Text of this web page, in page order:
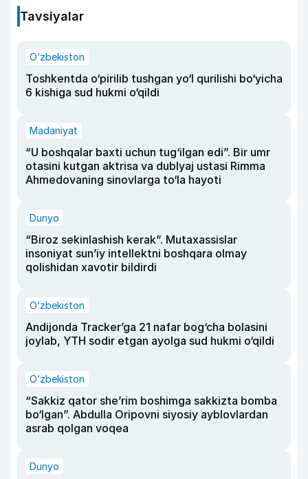
Tavsiyalar
O‘zbekiston
Toshkentda o‘pirilib tushgan yo‘l qurilishi bo‘yicha
6 kishiga sud hukmi o‘qildi
Madaniyat
“U boshqalar baxti uchun tug‘ilgan edi”. Bir umr
otasini kutgan aktrisa va dublyaj ustasi Rimma
Ahmedovaning sinovlarga to‘la hayoti
Dunyo
“Biroz sekinlashish kerak”. Mutaxassislar
insoniyat sun’iy intellektni boshqara olmay
qolishidan xavotir bildirdi
O‘zbekiston
Andijonda Tracker’ga 21 nafar bog‘cha bolasini
joylab, YTH sodir etgan ayolga sud hukmi o‘qildi
O‘zbekiston
“Sakkiz qator she’rim boshimga sakkizta bomba
bo‘lgan”. Abdulla Oripovni siyosiy ayblovlardan
asrab qolgan voqea
Dunyo